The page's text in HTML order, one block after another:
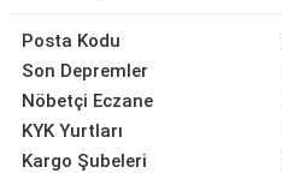
Posta Kodu
Son Depremler
Nöbetçi Eczane
KYK Yurtları
Kargo Şubeleri